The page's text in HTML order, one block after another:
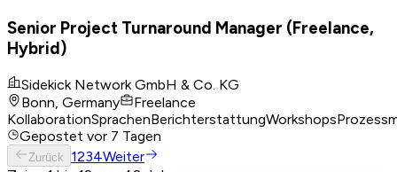
Senior Project Turnaround Manager (Freelance,
Hybrid)
Sidekick Network GmbH & Co. KG
Bonn, Germany
Freelance
KollaborationSprachenBerichterstattungWorkshops
Gepostet vor 7 Tagen
Zurück 1234Weiter